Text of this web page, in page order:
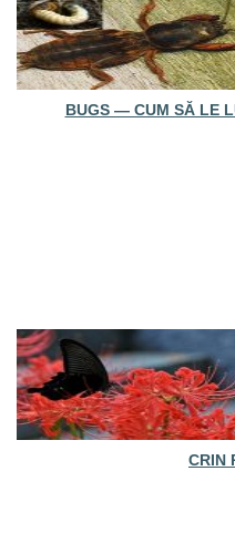
BUGS — CUM SĂ LE
CRIN